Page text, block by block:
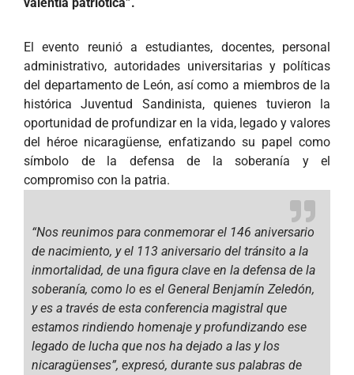
valentía patriótica”.
El evento reunió a estudiantes, docentes, personal
administrativo, autoridades universitarias y políticas
del departamento de León, así como a miembros de la
histórica Juventud Sandinista, quienes tuvieron la
oportunidad de profundizar en la vida, legado y valores
del héroe nicaragüense, enfatizando su papel como
símbolo de la defensa de la soberanía y el
compromiso con la patria.
“Nos reunimos para conmemorar el 146 aniversario
de nacimiento, y el 113 aniversario del tránsito a la
inmortalidad, de una figura clave en la defensa de la
soberanía, como lo es el General Benjamín Zeledón,
y es a través de esta conferencia magistral que
estamos rindiendo homenaje y profundizando ese
legado de lucha que nos ha dejado a las y los
nicaragüenses”, expresó, durante sus palabras de